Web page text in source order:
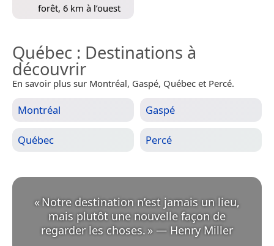
forêt, 6 km à l’ouest
Québec : Destinations à
découvrir
En savoir plus sur Montréal, Gaspé, Québec et Percé.
Montréal Gaspé
Québec Percé
«Notre destination n’est jamais un lieu,
mais plutôt une nouvelle façon de
regarder les choses. » — Henry Miller